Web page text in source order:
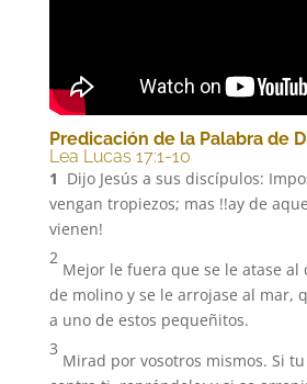
Predicación de la Palabra de
Lea Lucas 17:1-10
1 Dijo Jesús a sus discípulos:
vengan tropiezos; mas !!ay de
vienen!
2
Mejor le fuera que se le atase al
de molino y se le arrojase al mar,
a uno de estos pequeñitos.
3
Mirad por vosotros mismos. Si